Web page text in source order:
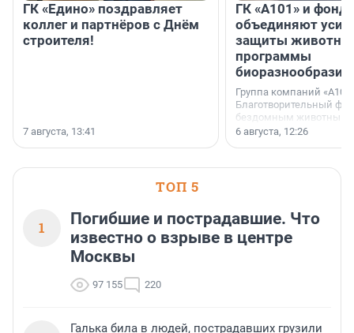
ГК «Едино» поздравляет
коллег и партнёров с Днём
строителя!
7 августа, 13:41
ГК «А101» и фонд
объединяют
защиты
программы
биоразнообразия
Группа компаний
Благотворительный
бездомным животным
заключили соглашение
6 августа, 12:26
ТОП 5
1
Погибшие и пострадавшие. Что
известно о взрыве в центре
Москвы
97 155 220
Галька била в людей, пострадавших грузили